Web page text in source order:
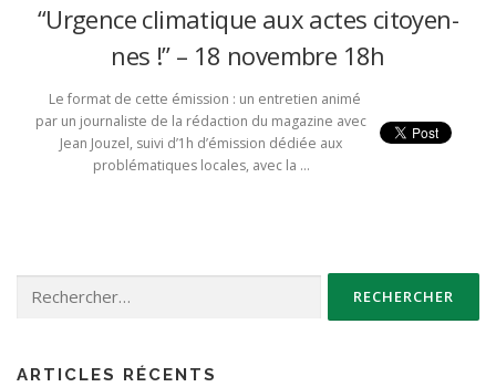
“Urgence climatique aux actes citoyen-
nes !” – 18 novembre 18h
Le format de cette émission : un entretien animé
par un journaliste de la rédaction du magazine avec
Jean Jouzel, suivi d’1h d’émission dédiée aux
problématiques locales, avec la …
ARTICLES RÉCENTS